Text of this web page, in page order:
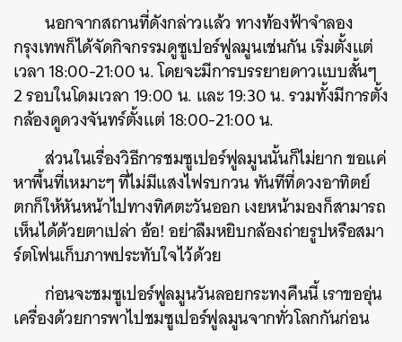
นอกจากสถานที่ดังกล่าวแล้ว ทางท้องฟ้าจำลอง
กรุงเทพก็ได้จัดกิจกรรมดูซูเปอร์ฟูลมูนเช่นกัน เริ่มตั้งแต่
เวลา 18:00-21:00 น. โดยจะมีการบรรยายดาวแบบสั้นๆ
2 รอบในโดมเวลา 19:00 น. และ 19:30 น. รวมทั้งมีการตั้ง
กล้องดูดวงจันทร์ตั้งแต่ 18:00-21:00 น.
ส่วนในเรื่องวิธีการชมซูเปอร์ฟูลมูนนั้นก็ไม่ยาก ขอแค่
หาพื้นที่เหมาะๆ ที่ไม่มีแสงไฟรบกวน ทันทีที่ดวงอาทิตย์
ตกก็ให้หันหน้าไปทางทิศตะวันออก เงยหน้ามองก็สามารถ
เห็นได้ด้วยตาเปล่า อ้อ! อย่าลืมหยิบกล้องถ่ายรูปหรือสมา
ร์ตโฟนเก็บภาพประทับใจไว้ด้วย
ก่อนจะชมซูเปอร์ฟูลมูนวันลอยกระทงคืนนี้ เราขออุ่น
เครื่องด้วยการพาไปชมซูเปอร์ฟูลมูนจากทั่วโลกกันก่อน